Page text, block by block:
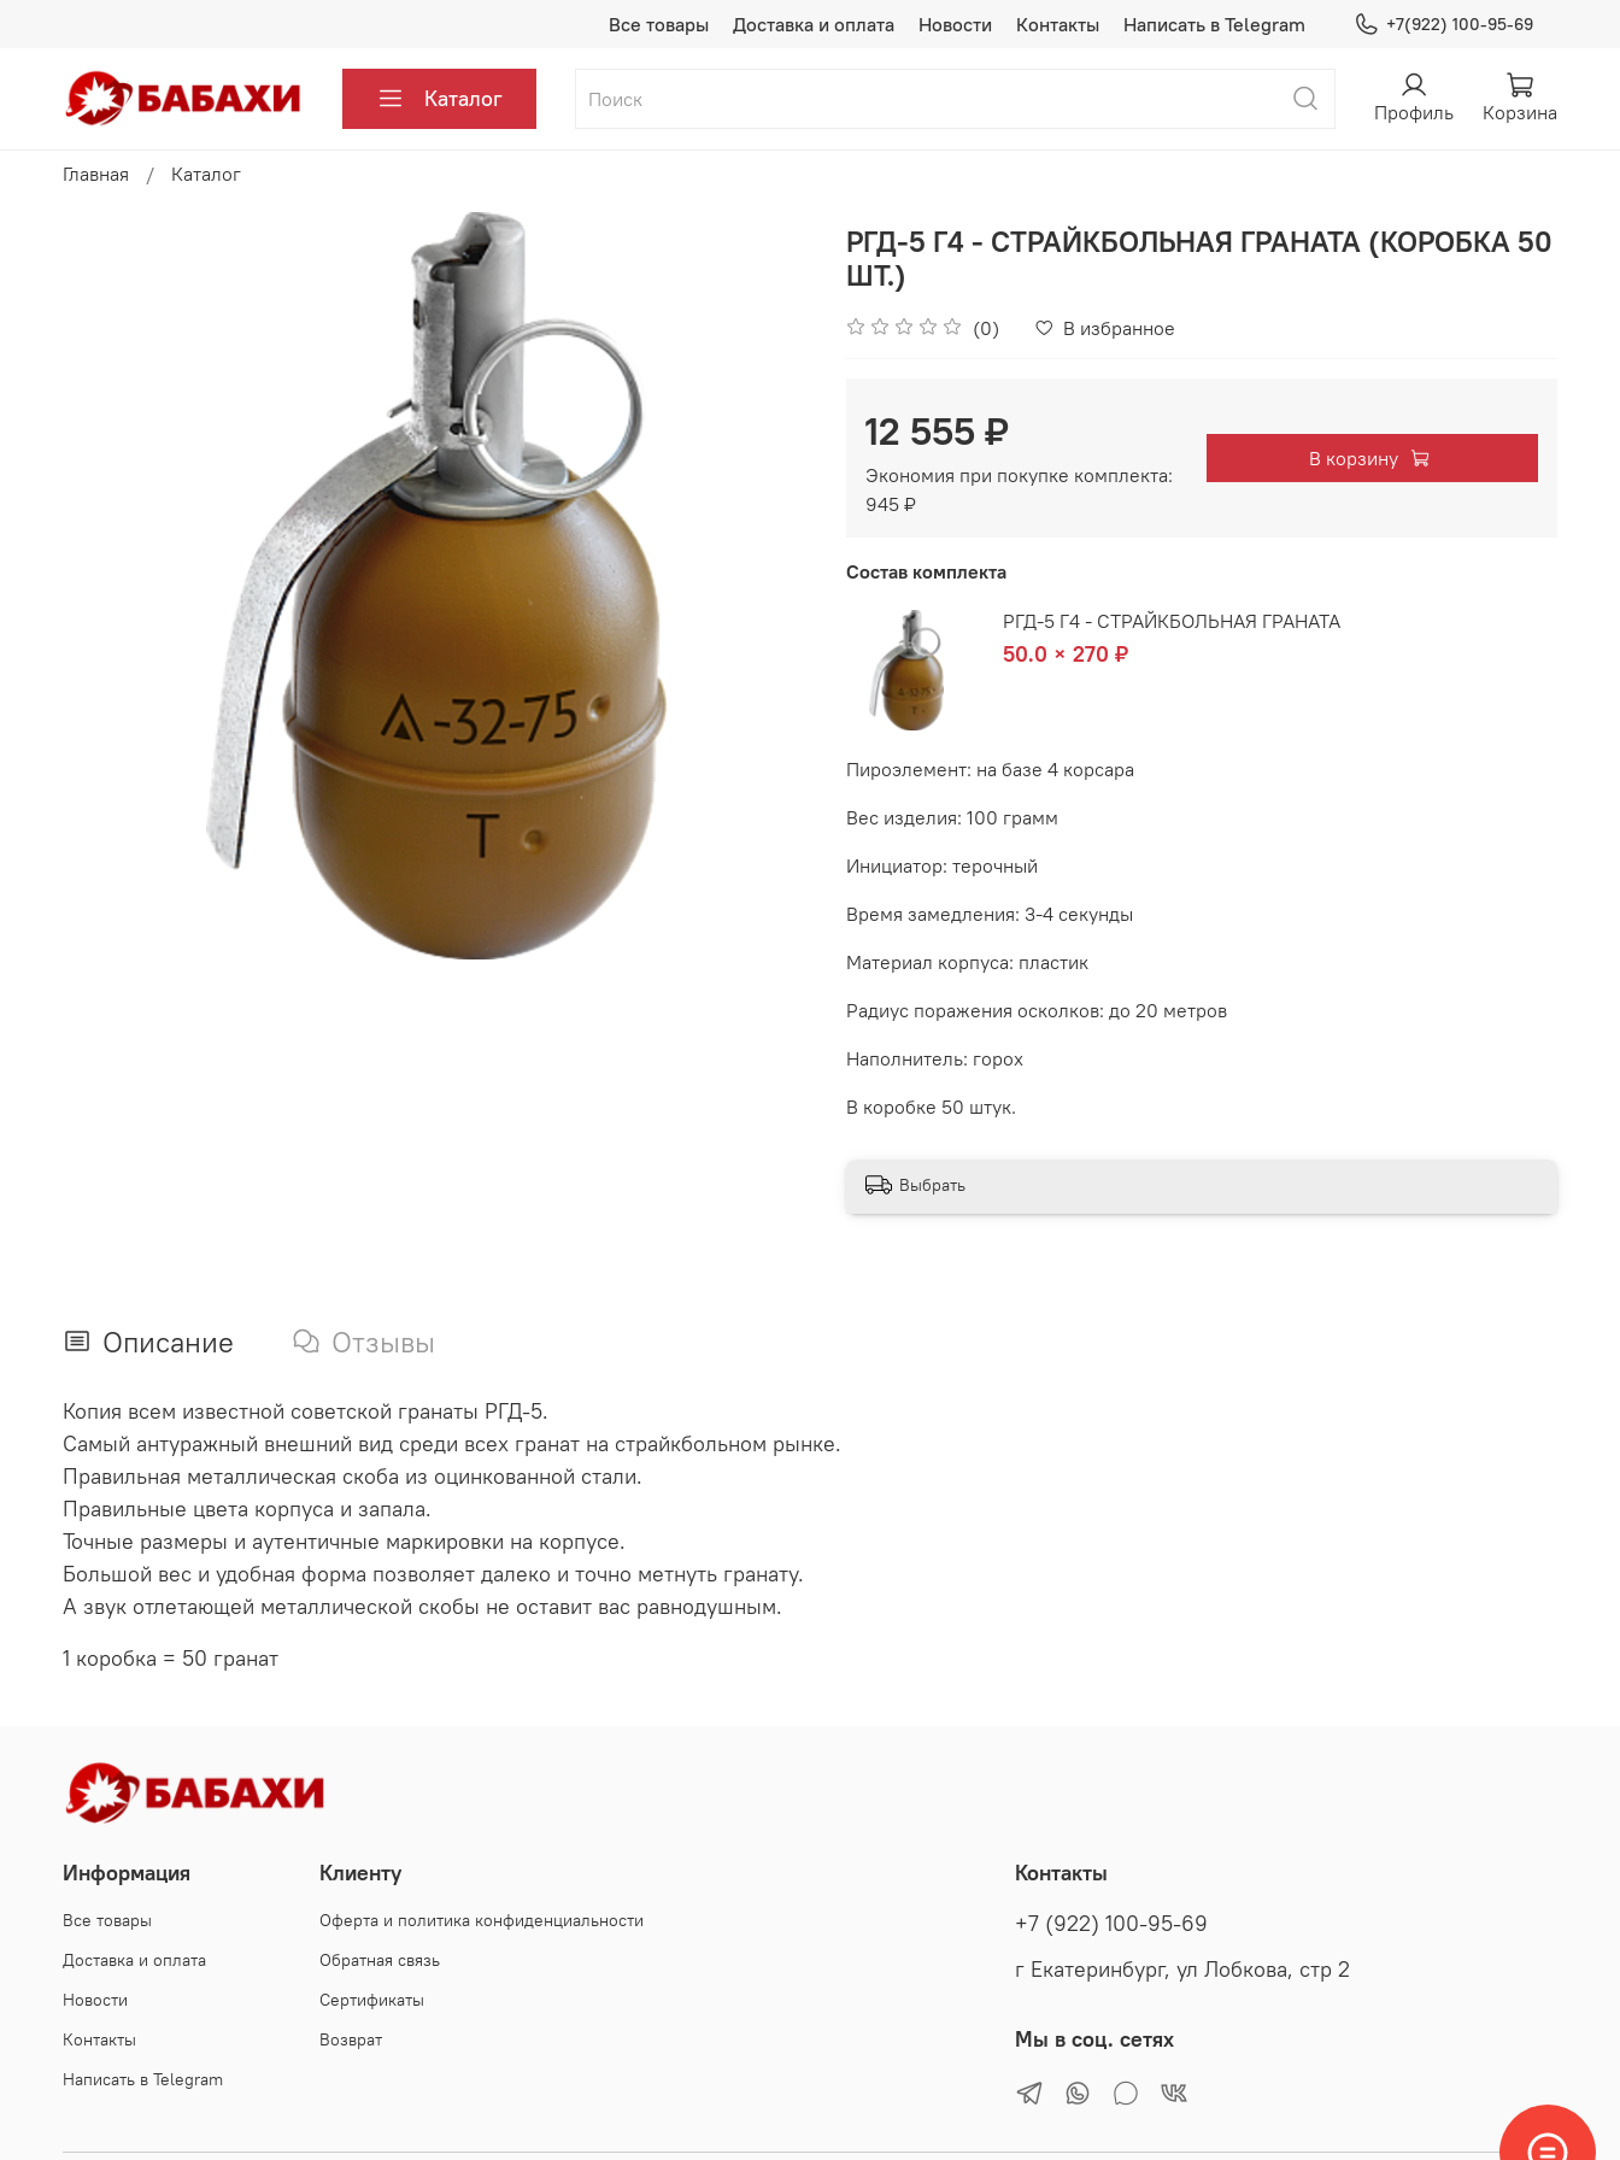
Все товары Доставка и оплата Новости Контакты Написать в Telegram +7(922) 100-95-69
Каталог Профиль Корзина
Главная Каталог
РГД-5 Г4 - CТРАЙКБОЛЬНАЯ ГРАНАТА (КОРОБКА 50
ШТ.)
(0) В избранное
12 555 ₽
Экономия при покупке комплекта:
945 ₽
В корзину
Состав комплекта
РГД-5 Г4 - CТРАЙКБОЛЬНАЯ ГРАНАТА
50.0 × 270 ₽
Пироэлемент: на базе 4 корсара
Вес изделия: 100 грамм
Инициатор: терочный
Время замедления: 3-4 секунды
Материал корпуса: пластик
Радиус поражения осколков: до 20 метров
Наполнитель: горох
В коробке 50 штук.
Выбрать
Описание Отзывы
Копия всем известной советской гранаты РГД-5.
Самый антуражный внешний вид среди всех гранат на страйкбольном рынке.
Правильная металлическая скоба из оцинкованной стали.
Правильные цвета корпуса и запала.
Точные размеры и аутентичные маркировки на корпусе.
Большой вес и удобная форма позволяет далеко и точно метнуть гранату.
А звук отлетающей металлической скобы не оставит вас равнодушным.
1 коробка = 50 гранат
Информация
Все товары
Доставка и оплата
Новости
Контакты
Написать в Telegram
Клиенту
Оферта и политика конфиденциальности
Обратная связь
Сертификаты
Возврат
Контакты
+7 (922) 100-95-69
г Екатеринбург, ул Лобкова, стр 2
Мы в соц. сетях